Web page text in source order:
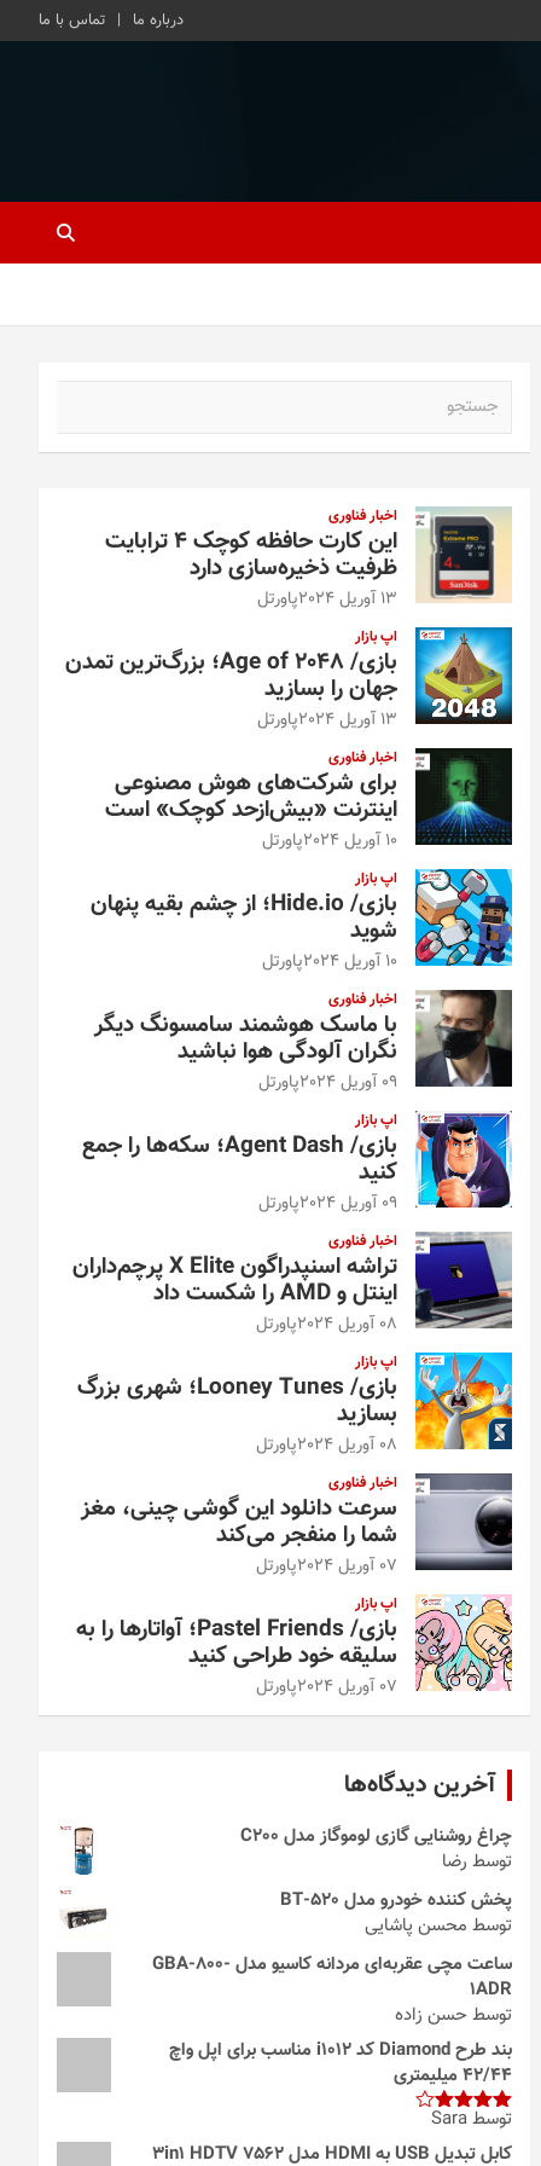
درباره ما تماس با ما
اخبار فناوری
این کارت حافظه کوچک ۴ ترابایت
ظرفیت ذخیره‌سازی دارد
13 آوریل 2024 پاورتل
اپ بازار
بازی/ Age of 2048؛ بزرگ‌ترین تمدن
جهان را بسازید
13 آوریل 2024 پاورتل
اخبار فناوری
برای شرکت‌های هوش مصنوعی
اینترنت «بیش‌از‌حد کوچک» است
10 آوریل 2024 پاورتل
اپ بازار
بازی/ Hide.io؛ از چشم بقیه پنهان
شوید
10 آوریل 2024 پاورتل
اخبار فناوری
با ماسک هوشمند سامسونگ دیگر
نگران آلودگی هوا نباشید
09 آوریل 2024 پاورتل
اپ بازار
بازی/ Agent Dash؛ سکه‌ها را جمع
کنید
09 آوریل 2024 پاورتل
اخبار فناوری
تراشه اسنپدراگون X Elite پرچم‌داران
اینتل و AMD را شکست داد
08 آوریل 2024 پاورتل
اپ بازار
بازی/ Looney Tunes؛ شهری بزرگ
بسازید
08 آوریل 2024 پاورتل
اخبار فناوری
سرعت دانلود این گوشی چینی، مغز
شما را منفجر می‌کند
07 آوریل 2024 پاورتل
اپ بازار
بازی/ Pastel Friends؛ آواتارها را به
سلیقه خود طراحی کنید
07 آوریل 2024 پاورتل
آخرین دیدگاه‌ها
چراغ روشنایی گازی لوموگاز مدل C200
توسط رضا
پخش کننده خودرو مدل 520-BT
توسط محسن پاشایی
ساعت مچی عقربه‌ای مردانه کاسیو مدل GBA-800-
1ADR
توسط حسن زاده
بند طرح Diamond کد i1012 مناسب برای اپل واچ
42/44 میلیمتری
امتیاز4
از 5
توسط Sara
کابل تبدیل USB به HDMI مدل 3in1 HDTV 7562